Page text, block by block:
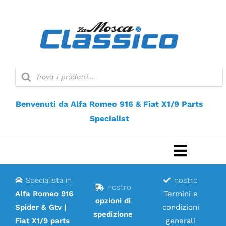
contenuto
Ricerca
prodotti
Benvenuti da Alfa Romeo 916 & Fiat X1/9 Parts
Specialist
a
Negozio web
Specialista in
Alfa Romeo 916
Spider & Gtv |
Fiat X1/9 parts
nostro
opzioni di
spedizione
nostro
Termini e
condizioni
generali